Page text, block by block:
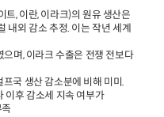
트, 이란, 이라크)의 원유 생산은
외 감소 추정. 이는 작년 세계
며, 이라크 수출은 전쟁 전보다
국 생산 감소분에 비해 미미.
이후 감소세 지속 여부가